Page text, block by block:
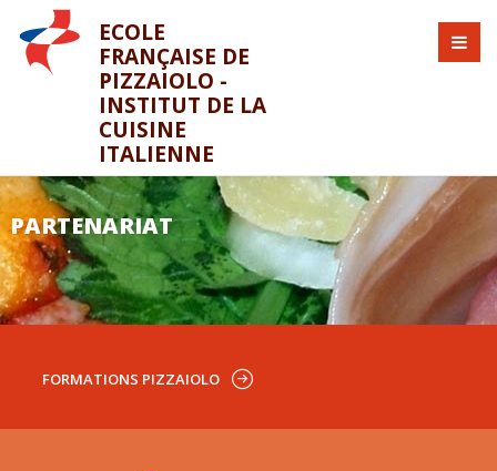
ECOLE
FRANÇAISE DE
PIZZAIOLO -
INSTITUT DE LA
CUISINE
ITALIENNE
PARTENARIAT
FORMATIONS PIZZAIOLO